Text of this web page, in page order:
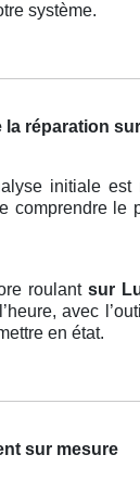
système.
la réparation
initiale est
comprendre le
roulant sur
avec
en état.
sur mesure